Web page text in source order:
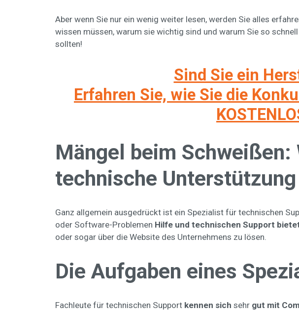
Aber wenn Sie nur ein wenig weiter lesen, werden Sie alles
wissen müssen, warum sie wichtig sind und warum Sie so
sollten!
Sind Sie ein
Erfahren Sie, wie Sie die
Mängel beim
technische
Ganz allgemein ausgedrückt ist ein Spezialist für technischen
oder Software-Problemen Hilfe und technischen Support
oder sogar über die Website des Unternehmens zu lösen.
Die Aufgaben eines
Fachleute für technischen Support kennen sich sehr gut mit